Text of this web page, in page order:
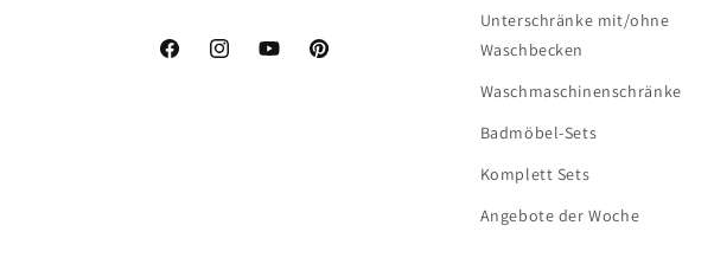
FacebookInstagramYouTubePinterest
Unterschränke mit/ohne
Waschbecken
Waschmaschinenschränke
Badmöbel-Sets
Komplett Sets
Angebote der Woche